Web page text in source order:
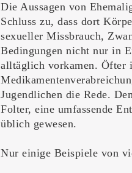
Die Aussagen von
Schluss zu, dass dort
sexueller Missbrauch,
Bedingungen nicht nur in
alltäglich vorkamen. Öfter
Jugendlichen die Rede.
Folter, eine umfassende
üblich gewesen.
Nur einige Beispiele von